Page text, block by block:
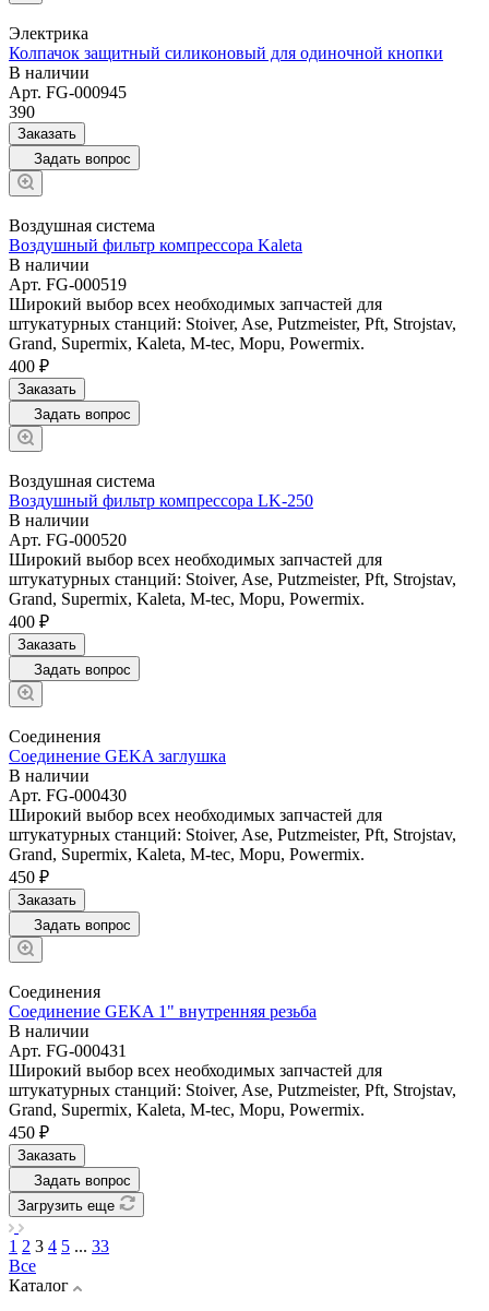
Электрика
Колпачок защитный силиконовый для одиночной кнопки
В наличии
Арт. FG-000945
390
Заказать
Задать вопрос
Воздушная система
Воздушный фильтр компрессора Kaleta
В наличии
Арт. FG-000519
Широкий выбор всех необходимых запчастей для
штукатурных станций: Stoiver, Ase, Putzmeister, Pft, Strojstav,
Grand, Supermix, Kaleta, M-tec, Mopu, Powermix.
400 ₽
Заказать
Задать вопрос
Воздушная система
Воздушный фильтр компрессора LK-250
В наличии
Арт. FG-000520
Широкий выбор всех необходимых запчастей для
штукатурных станций: Stoiver, Ase, Putzmeister, Pft, Strojstav,
Grand, Supermix, Kaleta, M-tec, Mopu, Powermix.
400 ₽
Заказать
Задать вопрос
Соединения
Соединение GEKA заглушка
В наличии
Арт. FG-000430
Широкий выбор всех необходимых запчастей для
штукатурных станций: Stoiver, Ase, Putzmeister, Pft, Strojstav,
Grand, Supermix, Kaleta, M-tec, Mopu, Powermix.
450 ₽
Заказать
Задать вопрос
Соединения
Соединение GEKA 1" внутренняя резьба
В наличии
Арт. FG-000431
Широкий выбор всех необходимых запчастей для
штукатурных станций: Stoiver, Ase, Putzmeister, Pft, Strojstav,
Grand, Supermix, Kaleta, M-tec, Mopu, Powermix.
450 ₽
Заказать
Задать вопрос
Загрузить еще
1 2 3 4 5 ... 33
Все
Каталог